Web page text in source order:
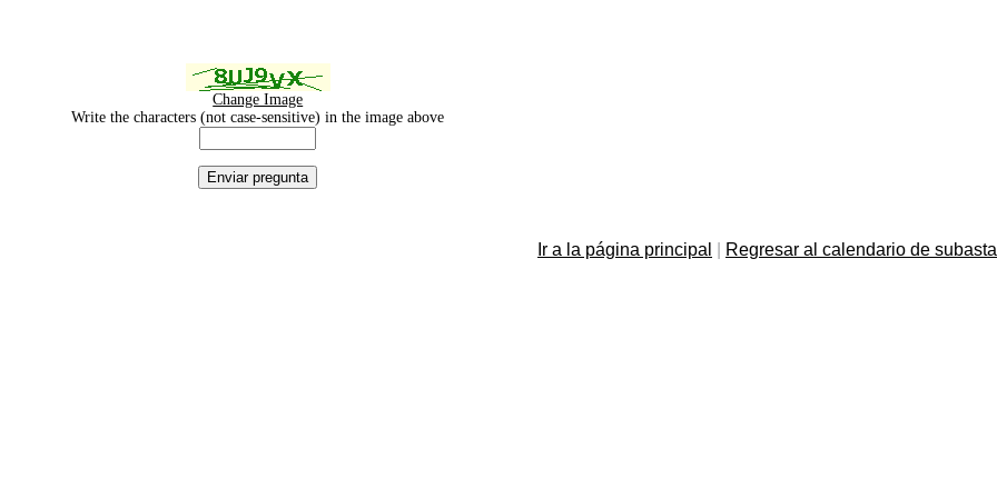
Change Image
Write the characters (not case-sensitive) in the image above
Ir a la página principal Regresar al calendario de